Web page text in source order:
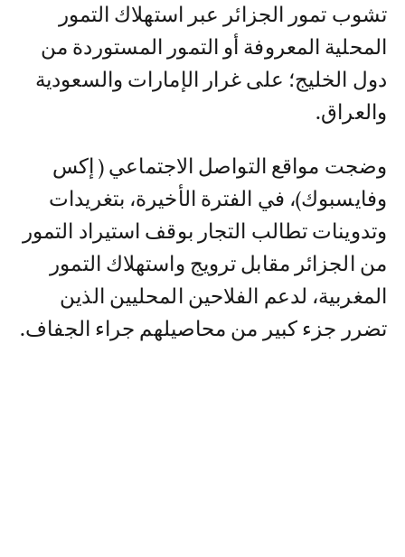
تشوب تمور الجزائر عبر استهلاك التمور
المحلية المعروفة أو التمور المستوردة من
دول الخليج؛ على غرار الإمارات والسعودية
والعراق.
وضجت مواقع التواصل الاجتماعي ( إكس
وفايسبوك)، في الفترة الأخيرة، بتغريدات
وتدوينات تطالب التجار بوقف استيراد التمور
من الجزائر مقابل ترويج واستهلاك التمور
المغربية، لدعم الفلاحين المحليين الذين
تضرر جزء كبير من محاصيلهم جراء الجفاف.